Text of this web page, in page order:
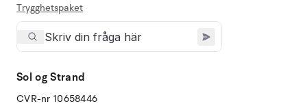
Trygghetspaket
Sol og Strand
CVR-nr 10658446